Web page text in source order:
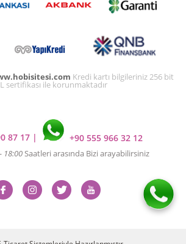
Kredi kartı bilgileriniz 256 bit
sertifikası ile korunmaktadır
87 17 | +90 555 966 32 12
18:00 Saatleri arasında Bizi arayabilirsiniz